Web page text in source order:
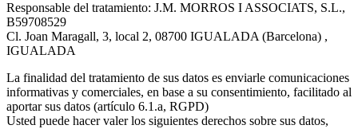
Responsable del tratamiento: J.M. MORROS I ASSOCIATS, S.L.,
B59708529
Cl. Joan Maragall, 3, local 2, 08700 IGUALADA (Barcelona) ,
IGUALADA
La finalidad del tratamiento de sus datos es enviarle comunicaciones
informativas y comerciales, en base a su consentimiento, facilitado al
aportar sus datos (artículo 6.1.a, RGPD)
Usted puede hacer valer los siguientes derechos sobre sus datos,